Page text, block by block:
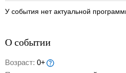
У события нет актуальной
О событии
Возраст: 0+